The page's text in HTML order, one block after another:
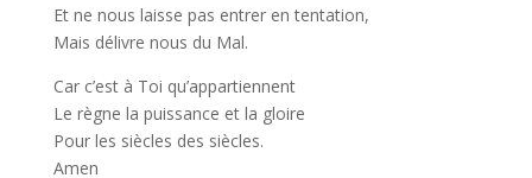
Et ne nous laisse pas entrer en tentation,
Mais délivre nous du Mal.
Car c’est à Toi qu’appartiennent
Le règne la puissance et la gloire
Pour les siècles des siècles.
Amen